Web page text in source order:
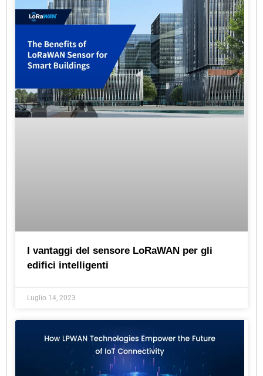
I vantaggi del sensore LoRaWAN per gli
edifici intelligenti
Luglio 14, 2023